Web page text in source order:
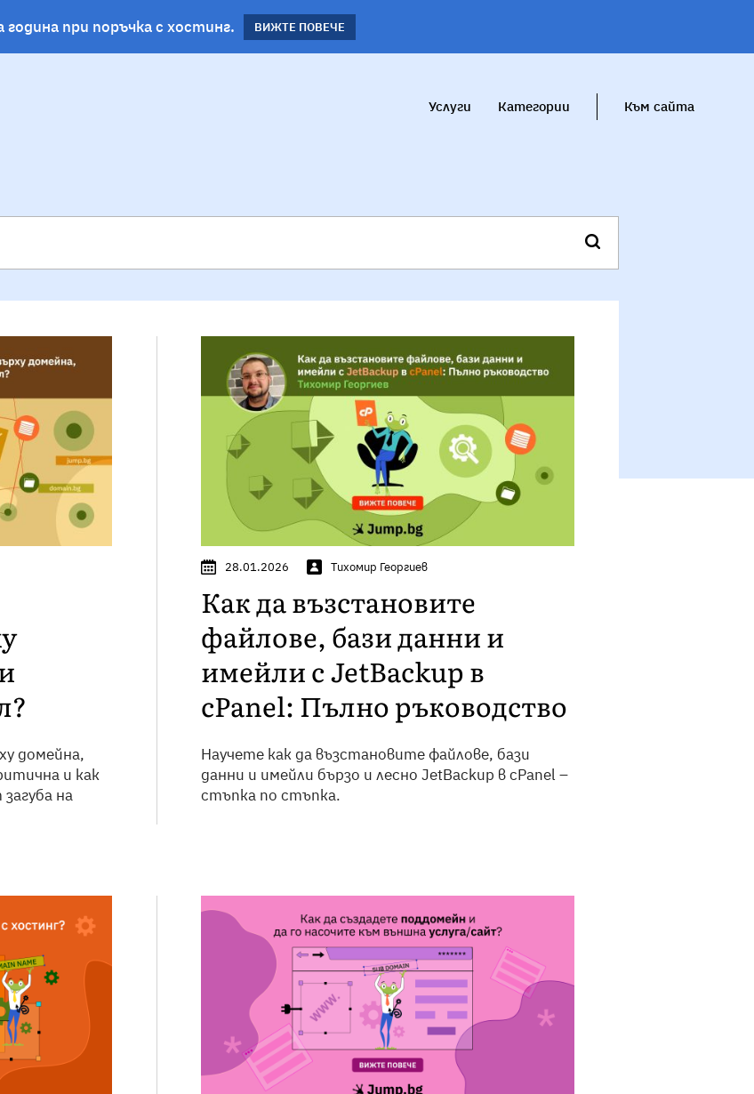
при поръчка с хостинг. ВИЖТЕ ПОВЕЧЕ
ВИЖΤΕ ПОВЕЧЕ
Услуги Категории Към сайта
домейна,
и как
на
28.01.2026 Тихомир Георгиев
Как да възстановите
файлове, бази данни и
имейли с JetBackup в
cPanel: Пълно ръководство
Научете как да възстановите файлове, бази
данни и имейли бързо и лесно JetBackup в cPanel –
стъпка по стъпка.